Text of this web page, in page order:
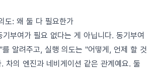
도: 왜 둘 다 필요한가
부여가 필요 없다는 게 아닙니다. 동기부여
알려주고, 실행 의도는 "어떻게, 언제 할 것
차의 엔진과 네비게이션 같은 관계예요. 둘